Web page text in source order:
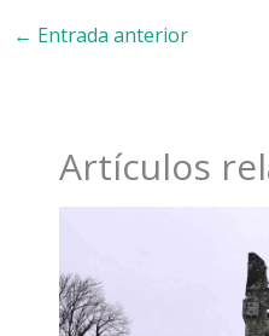
← Entrada anterior
Artículos